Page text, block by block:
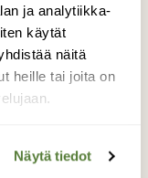
ja analytiikka-
käytät
näitä
heille tai joita on
Näytä tiedot
talviasuun